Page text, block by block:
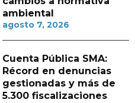
ambiental
agosto 7, 2026
Cuenta Pública SMA:
Récord en denuncias
gestionadas y más de
5.300 fiscalizaciones